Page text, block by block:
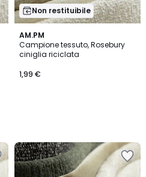
Non restituibile
AM.PM
Campione tessuto, Rosebury
ciniglia riciclata
1,99 €